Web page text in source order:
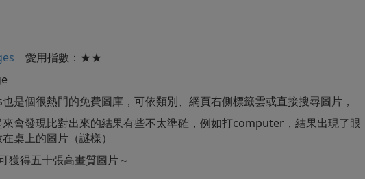
愛用指數：★★
是個很熱門的免費圖庫，可依類別、網頁右側標籤雲或直接搜尋圖片，
會發現比對出來的結果有些不太準確，例如打computer，結果出現了眼
桌上的圖片（謎樣）
獲得五十張高畫質圖片～